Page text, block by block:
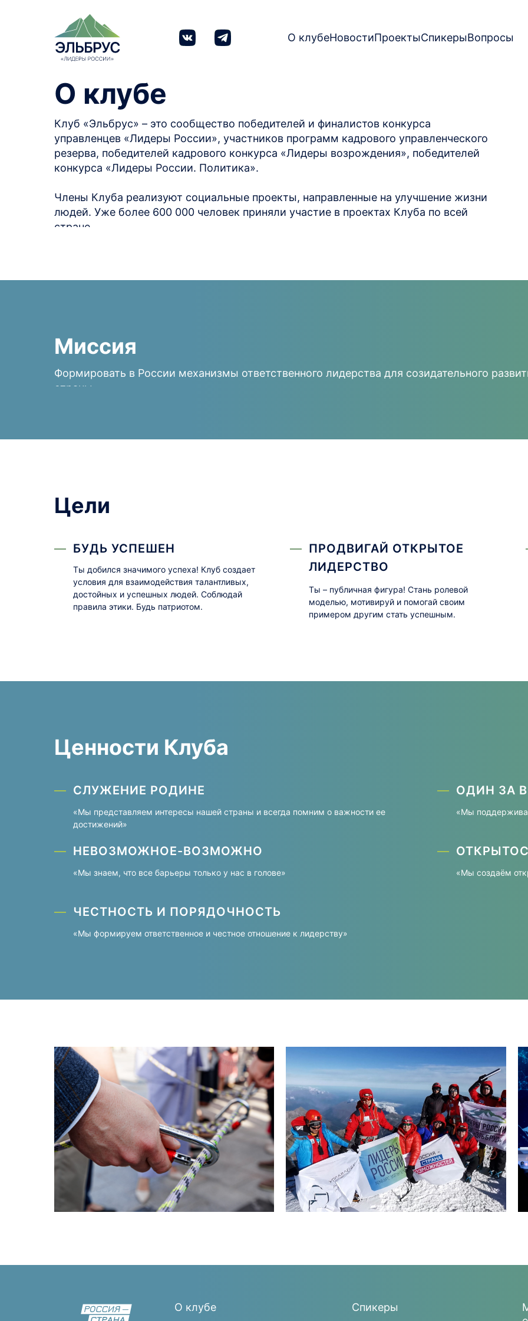
О клубеНовостиПроектыСпикерыВопросы
О клубе
< Назад на главную
Клуб «Эльбрус» – это сообщество победителей и финалистов конкурса
управленцев «Лидеры России», участников программ кадрового управленческого
резерва, победителей кадрового конкурса «Лидеры возрождения», победителей
конкурса «Лидеры России. Политика».
Члены Клуба реализуют социальные проекты, направленные на улучшение жизни
людей. Уже более 600 000 человек приняли участие в проектах Клуба по всей
стране.
Миссия
Формировать в России механизмы ответственного лидерства для созидательного
страны.
Цели
БУДЬ УСПЕШЕН
Ты добился значимого успеха! Клуб создает
условия для взаимодействия талантливых,
достойных и успешных людей. Соблюдай
правила этики. Будь патриотом.
ПРОДВИГАЙ ОТКРЫТОЕ
ЛИДЕРСТВО
Ты – публичная фигура! Стань ролевой
моделью, мотивируй и помогай своим
примером другим стать успешным.
Ценности Клуба
СЛУЖЕНИЕ РОДИНЕ
«Мы представляем интересы нашей страны и всегда помним о важности ее
достижений»
НЕВОЗМОЖНОЕ-ВОЗМОЖНО
«Мы знаем, что все барьеры только у нас в голове»
ОДИН ЗА
«Мы
«Мы создаём
ЧЕСТНОСТЬ И ПОРЯДОЧНОСТЬ
«Мы формируем ответственное и честное отношение к лидерству»
О клубе Спикеры